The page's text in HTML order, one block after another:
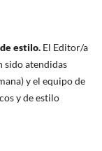
estilo. El Editor/a
sido atendidas
y el equipo de
y de estilo